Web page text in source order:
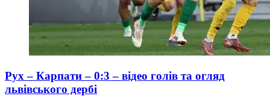
Рух – Карпати – 0:3 – відео голів та огляд
львівського дербі